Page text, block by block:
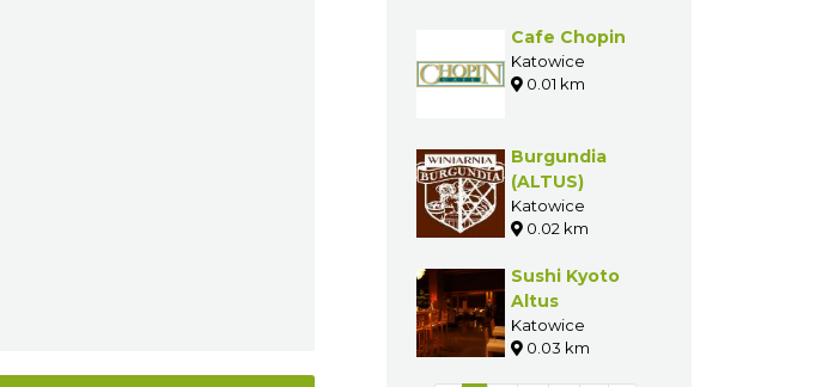
Cafe Chopin
Katowice
0.01 km
Burgundia
(ALTUS)
Katowice
0.02 km
Sushi Kyoto
Altus
Katowice
0.03 km